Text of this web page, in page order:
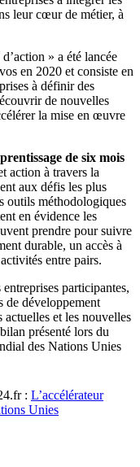
leur cœur de métier, à
» a été lancée
en 2020 et consiste en
à définir des
de nouvelles
la mise en œuvre
de six mois
action à travers la
aux défis les plus
outils méthodologiques
en évidence les
prendre pour suivre
durable, un accès à
entre pairs.
participantes,
de développement
actuelles et les nouvelles
présenté lors du
des Nations Unies
: L’accélérateur
Unies